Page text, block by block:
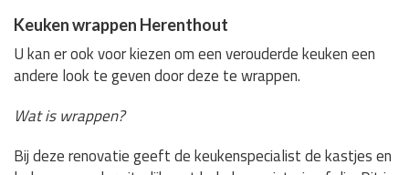
Keuken wrappen Herenthout
U kan er ook voor kiezen om een verouderde keuken een
andere look te geven door deze te wrappen.
Wat is wrappen?
Bij deze renovatie geeft de keukenspecialist de kastjes en